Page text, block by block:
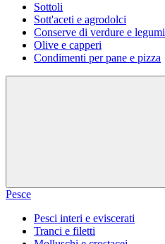
Sottoli
Sott'aceti e agrodolci
Conserve di verdure e legumi
Olive e capperi
Condimenti per pane e pizza
Pesce
Pesci interi e eviscerati
Tranci e filetti